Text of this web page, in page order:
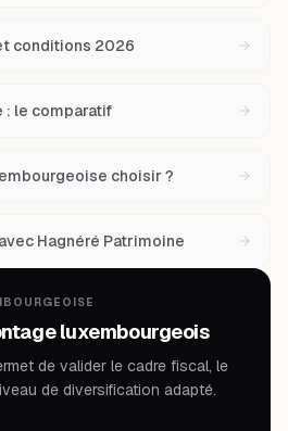
conditions 2026
: le comparatif
choisir ?
Hagnéré Patrimoine
luxembourgeois
de valider le cadre fiscal, le
de diversification adapté.